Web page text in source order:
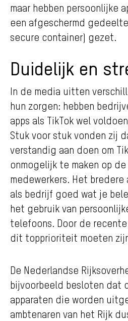
maar hebben persoonlijke
een afgeschermd
secure container) gezet.
Duidelijk en
In de media uitten
hun zorgen: hebben
apps als TikTok wel
Stuk voor stuk vonden zij
verstandig aan doen om
onmogelijk te maken op
medewerkers. Het
als bedrijf goed wat je
het gebruik van
telefoons. Door de
dit topprioriteit moeten
De Nederlandse
bijvoorbeeld besloten dat
apparaten die worden
ambtenaren van het Rijk